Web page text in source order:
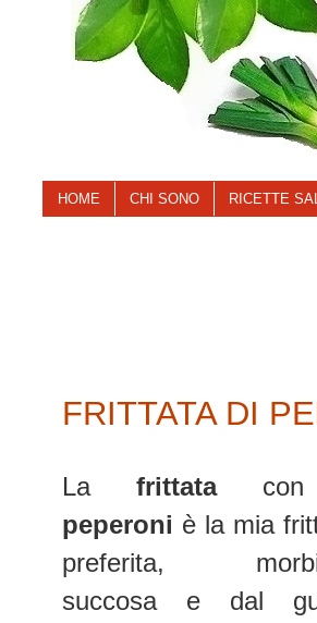
HOME CHI SONO RICETTE
FRITTATA DI
Lafrittata
peperoni è la mia
preferita,
succosa e dal